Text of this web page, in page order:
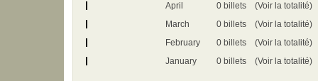
April
0 billets
(Voir la totalité)
March
0 billets
(Voir la totalité)
February
0 billets
(Voir la totalité)
January
0 billets (Voir la totalité)